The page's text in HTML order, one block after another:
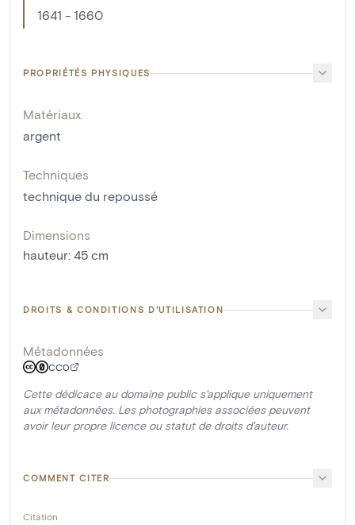
1641 - 1660
PROPRIÉTÉS PHYSIQUES
Matériaux
argent
Techniques
technique du repoussé
Dimensions
hauteur: 45 cm
DROITS & CONDITIONS D'UTILISATION
Métadonnées
CC0
Cette dédicace au domaine public s'applique uniquement
aux métadonnées. Les photographies associées peuvent
avoir leur propre licence ou statut de droits d'auteur.
COMMENT CITER
Citation